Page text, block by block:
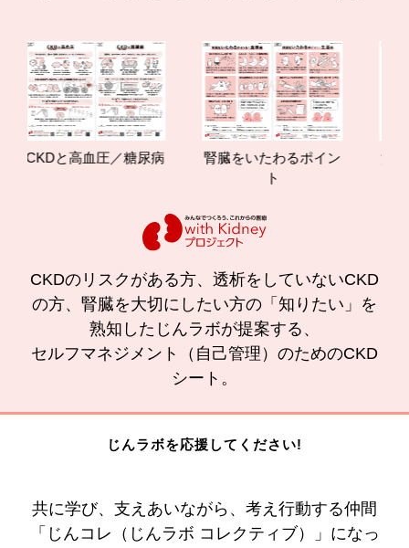
CKDと高血圧／糖尿病
腎臓をいたわるポイン
減塩
CKDのリスクがある方、透析をしていないCKD
の方、腎臓を大切にしたい方の「知りたい」を
熟知したじんラボが提案する、
セルフマネジメント（自己管理）のためのCKD
シート。
じんラボを応援してください!
共に学び、支えあいながら、考え行動する仲間
「じんコレ（じんラボ コレクティブ）」になっ